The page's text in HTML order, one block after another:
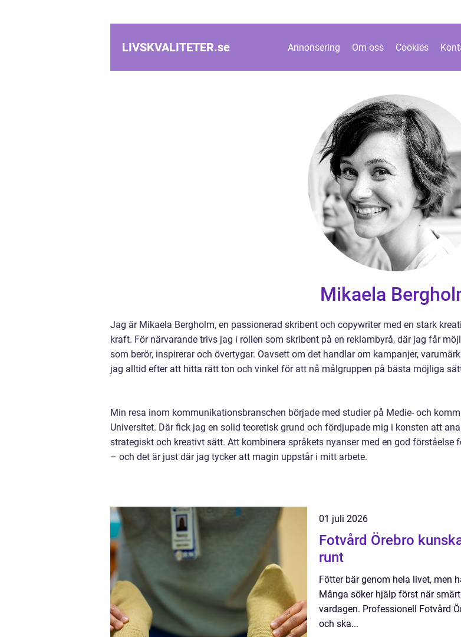
LIVSKVALITETER.se Annonsering Om oss Cookies
Mikaela
Jag är Mikaela Bergholm, en passionerad skribent och copywriter med en stark
kraft. För närvarande trivs jag i rollen som skribent på en reklambyrå, där jag får
som berör, inspirerar och övertygar. Oavsett om det handlar om kampanjer,
jag alltid efter att hitta rätt ton och vinkel för att nå målgruppen på bästa möjliga
Min resa inom kommunikationsbranschen började med studier på Medie- och
Universitet. Där fick jag en solid teoretisk grund och fördjupade mig i konsten att
strategiskt och kreativt sätt. Att kombinera språkets nyanser med en god
– och det är just där jag tycker att magin uppstår i mitt arbete.
01 juli 2026
Fotvård Örebro kunskap, omtanke och friska fötter året
runt
Fötter bär genom hela livet, men
Många söker hjälp först när
vardagen. Professionell Fotvård
och ska...